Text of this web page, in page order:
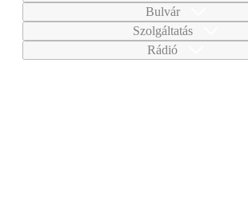
Bulvár
Szolgáltatás
Rádió